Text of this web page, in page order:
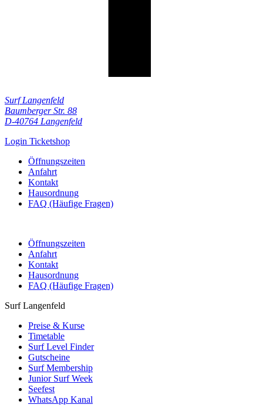
Surf Langenfeld
Baumberger Str. 88
D-40764 Langenfeld
Login Ticketshop
Öffnungszeiten
Anfahrt
Kontakt
Hausordnung
FAQ (Häufige Fragen)
Öffnungszeiten
Anfahrt
Kontakt
Hausordnung
FAQ (Häufige Fragen)
Surf Langenfeld
Preise & Kurse
Timetable
Surf Level Finder
Gutscheine
Surf Membership
Junior Surf Week
Seefest
WhatsApp Kanal